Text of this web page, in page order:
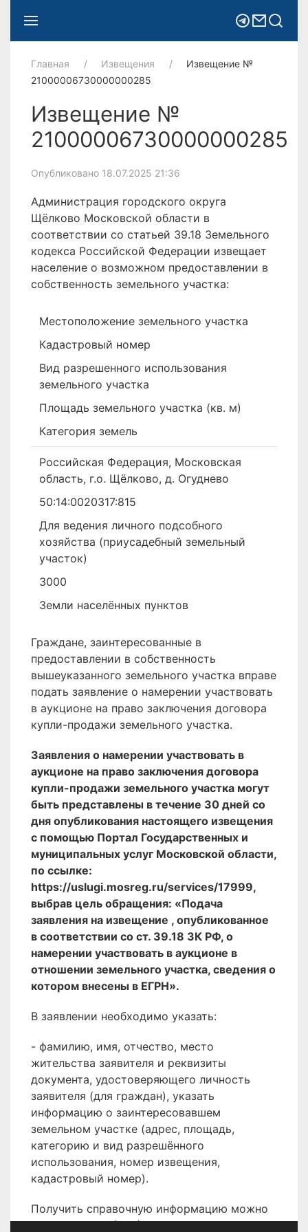
Главная Извещения
Извещение №
21000006730000000285
Извещение №
21000006730000000285
Опубликовано 18.07.2025 21:36
Администрация городского округа
Щёлково Московской области в
соответствии со статьей 39.18 Земельного
кодекса Российской Федерации извещает
население о возможном предоставлении в
собственность земельного участка:
Местоположение земельного участка
Кадастровый номер
Вид разрешенного использования
земельного участка
Площадь земельного участка (кв. м)
Категория земель
Российская Федерация, Московская
область, г.о. Щёлково, д. Огуднево
50:14:0020317:815
Для ведения личного подсобного
хозяйства (приусадебный земельный
участок)
3000
Земли населённых пунктов
Граждане, заинтересованные в
предоставлении в собственность
вышеуказанного земельного участка вправе
подать заявление о намерении участвовать
в аукционе на право заключения договора
купли-продажи земельного участка.
Заявления о намерении участвовать в
аукционе на право заключения договора
купли-продажи земельного участка могут
быть представлены в течение 30 дней со
дня опубликования настоящего извещения
с помощью Портал Государственных и
муниципальных услуг Московской области,
по ссылке:
https://uslugi.mosreg.ru/services/17999,
выбрав цель обращения: «Подача
заявления на извещение , опубликованное
в соответствии со ст. 39.18 ЗК РФ, о
намерении участвовать в аукционе в
отношении земельного участка, сведения о
котором внесены в ЕГРН».
В заявлении необходимо указать:
- фамилию, имя, отчество, место
жительства заявителя и реквизиты
документа, удостоверяющего личность
заявителя (для граждан), указать
информацию о заинтересовавшем
земельном участке (адрес, площадь,
категорию и вид разрешённого
использования, номер извещения,
кадастровый номер).
Получить справочную информацию можно
по телефону 8 (496) 566-80-18.